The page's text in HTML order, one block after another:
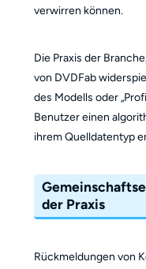
verwirren können.
Die Praxis der
von DVDFab
des Modells oder
Benutzer einen
ihrem Quelldatentyp
der Praxis
Rückmeldungen von